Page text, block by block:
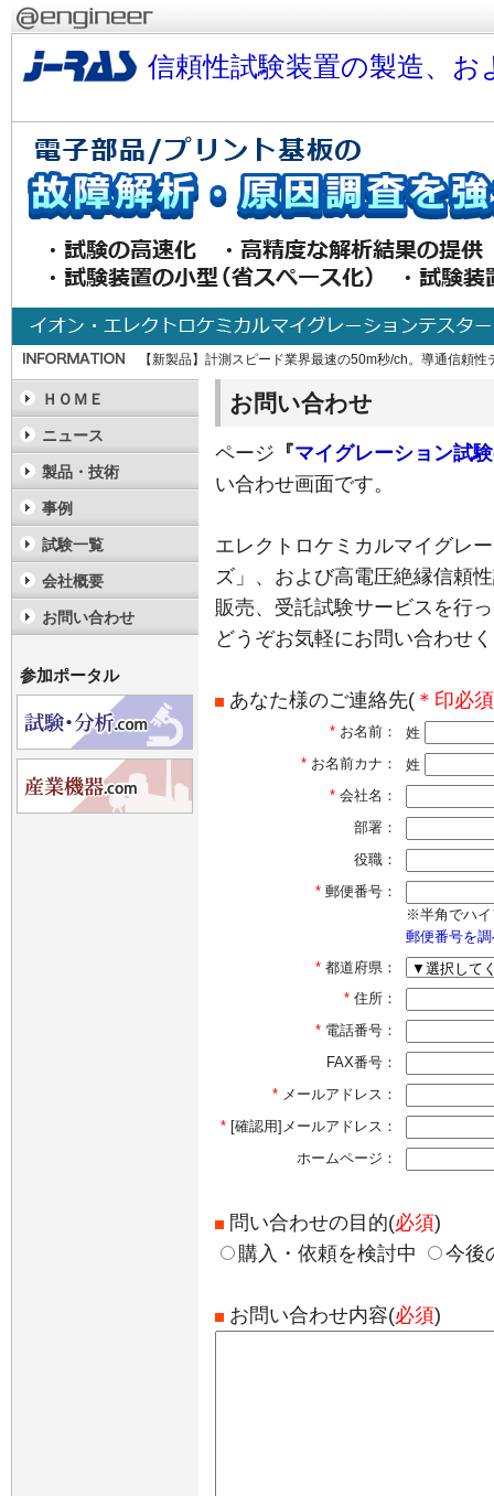
信頼性試験装置の製造、
【新製品】計測スピード業界最速の50m秒/ch。導通信頼
お問い合わせ
ページ 『マイグレーション試
い合わせ画面です。
エレクトロケミカルマイグレ
ズ」、および高電圧絶縁信頼
販売、受託試験サービスを行
どうぞお気軽にお問い合わせ
あなた様のご連絡先(＊印必須
* お名前：
姓
* お名前カナ：
姓
* 会社名：
部署：
役職：
* 郵便番号：
※半角でハイ
郵便番号を
* 都道府県：
* 住所：
* 電話番号：
FAX番号：
* メールアドレス：
* [確認用]メールアドレス：
ホームページ：
問い合わせの目的(必須)
購入・依頼を検討中
今後
お問い合わせ内容(必須)
ＨＯＭＥ
ニュース
製品・技術
事例
試験一覧
会社概要
お問い合わせ
参加ポータル